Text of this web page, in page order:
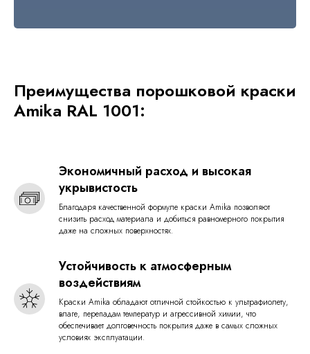
Преимущества порошковой краски
Amika RAL 1001:
Экономичный расход и высокая
укрывистость
Благодаря качественной формуле краски Amika позволяют
снизить расход материала и добиться равномерного покрытия
даже на сложных поверхностях.
Устойчивость к атмосферным
воздействиям
Краски Amika обладают отличной стойкостью к ультрафиолету,
влаге, перепадам температур и агрессивной химии, что
обеспечивает долговечность покрытия даже в самых сложных
условиях эксплуатации.